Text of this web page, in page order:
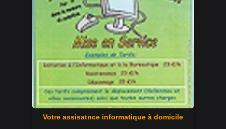
Votre assisatnce informatique à domicile